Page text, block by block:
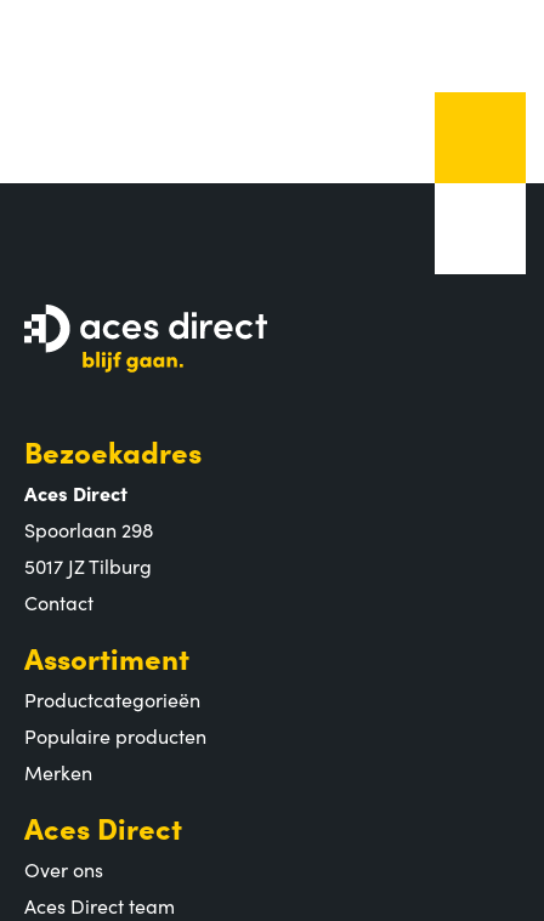
Bezoekadres
Aces Direct
Spoorlaan 298
5017 JZ Tilburg
Contact
Assortiment
Productcategorieën
Populaire producten
Merken
Aces Direct
Over ons
Aces Direct team